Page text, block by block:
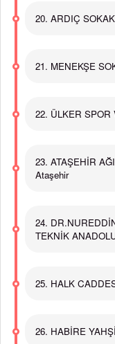
20. ARDIÇ
21. MENEKŞE
22. ÜLKER SPOR
23. ATAŞEHİR
Ataşehir
24.
TEKNİK
25. HALK
26. HABİRE